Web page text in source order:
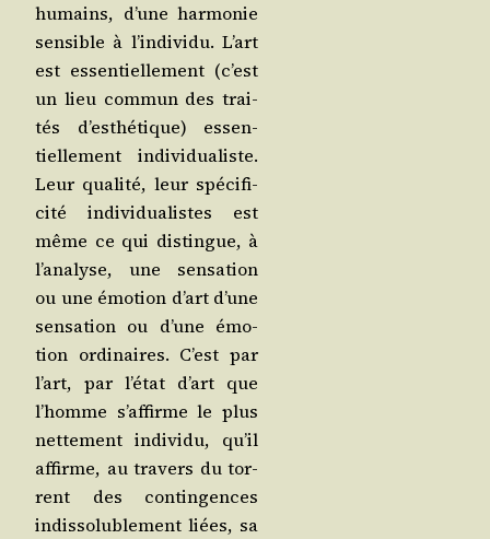
humains, d’une har­mo­nie
sen­sible à l’in­di­vi­du. L’art
est essen­tiel­le­ment (c’est
un lieu com­mun des trai­
tés d’es­thé­tique) essen­
tiel­le­ment indi­vi­dua­liste.
Leur qua­li­té, leur spé­ci­fi­
ci­té indi­vi­dua­listes est
même ce qui dis­tingue, à
l’a­na­lyse, une sen­sa­tion
ou une émo­tion d’art d’une
sen­sa­tion ou d’une émo­
tion ordi­naires. C’est par
l’art, par l’é­tat d’art que
l’homme s’af­firme le plus
net­te­ment indi­vi­du, qu’il
affirme, au tra­vers du tor­
rent des contin­gences
indis­so­lu­ble­ment liées, sa